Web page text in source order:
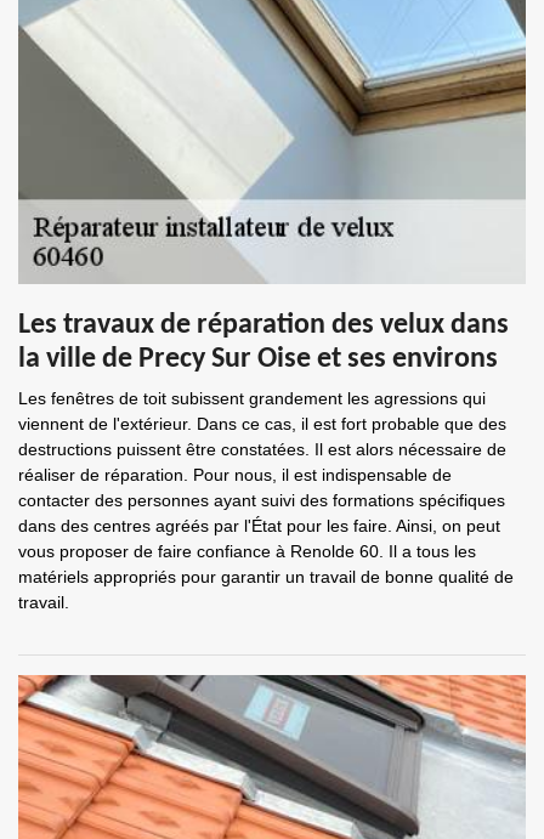
Les travaux de réparation des velux dans
la ville de Precy Sur Oise et ses environs
Les fenêtres de toit subissent grandement les agressions qui
viennent de l'extérieur. Dans ce cas, il est fort probable que des
destructions puissent être constatées. Il est alors nécessaire de
réaliser de réparation. Pour nous, il est indispensable de
contacter des personnes ayant suivi des formations spécifiques
dans des centres agréés par l'État pour les faire. Ainsi, on peut
vous proposer de faire confiance à Renolde 60. Il a tous les
matériels appropriés pour garantir un travail de bonne qualité de
travail.